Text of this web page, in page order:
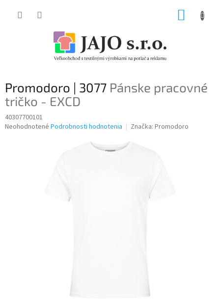
Promodoro | 3077 Pánske pracovné
tričko - EXCD
40307700101
Priemerné
Neohodnotené Podrobnosti hodnotenia Značka: Promodoro